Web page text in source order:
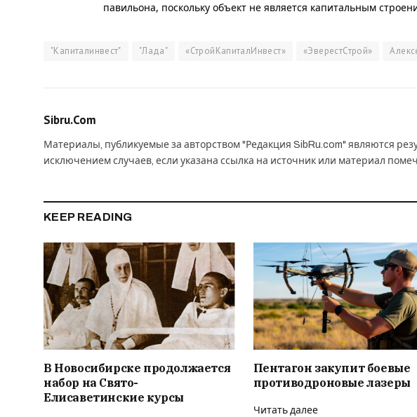
павильона, поскольку объект не является капитальным
"Капиталинвест" "Лада" «СтройКапиталИнвест» «ЭверестСтрой»
Sibru.Com
Материалы, публикуемые за авторством "Редакция SibRu.com" являются
исключением случаев, если указана ссылка на источник или материал
KEEP READING
В Новосибирске продолжается
набор на Свято-
Елисаветинские курсы
Пентагон закупит боевые
противодроновые лазеры
Читать далее